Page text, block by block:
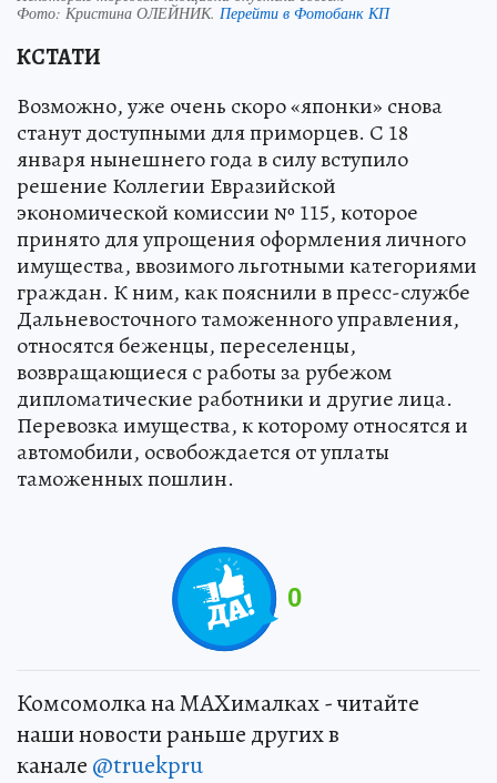
Фото: Кристина ОЛЕЙНИК. Перейти в Фотобанк КП
КСТАТИ
Возможно, уже очень скоро «японки» снова
станут доступными для приморцев. С 18
января нынешнего года в силу вступило
решение Коллегии Евразийской
экономической комиссии № 115, которое
принято для упрощения оформления личного
имущества, ввозимого льготными категориями
граждан. К ним, как пояснили в пресс-службе
Дальневосточного таможенного управления,
относятся беженцы, переселенцы,
возвращающиеся с работы за рубежом
дипломатические работники и другие лица.
Перевозка имущества, к которому относятся и
автомобили, освобождается от уплаты
таможенных пошлин.
0
Комсомолка на MAXималках - читайте
наши новости раньше других в
канале @truekpru